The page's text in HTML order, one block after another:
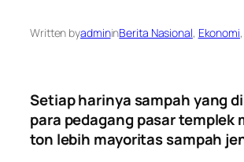
Written byadmininBerita Nasional, Ekonomi,
Setiap harinya sampah yang
para pedagang pasar templek
ton lebih mayoritas sampah